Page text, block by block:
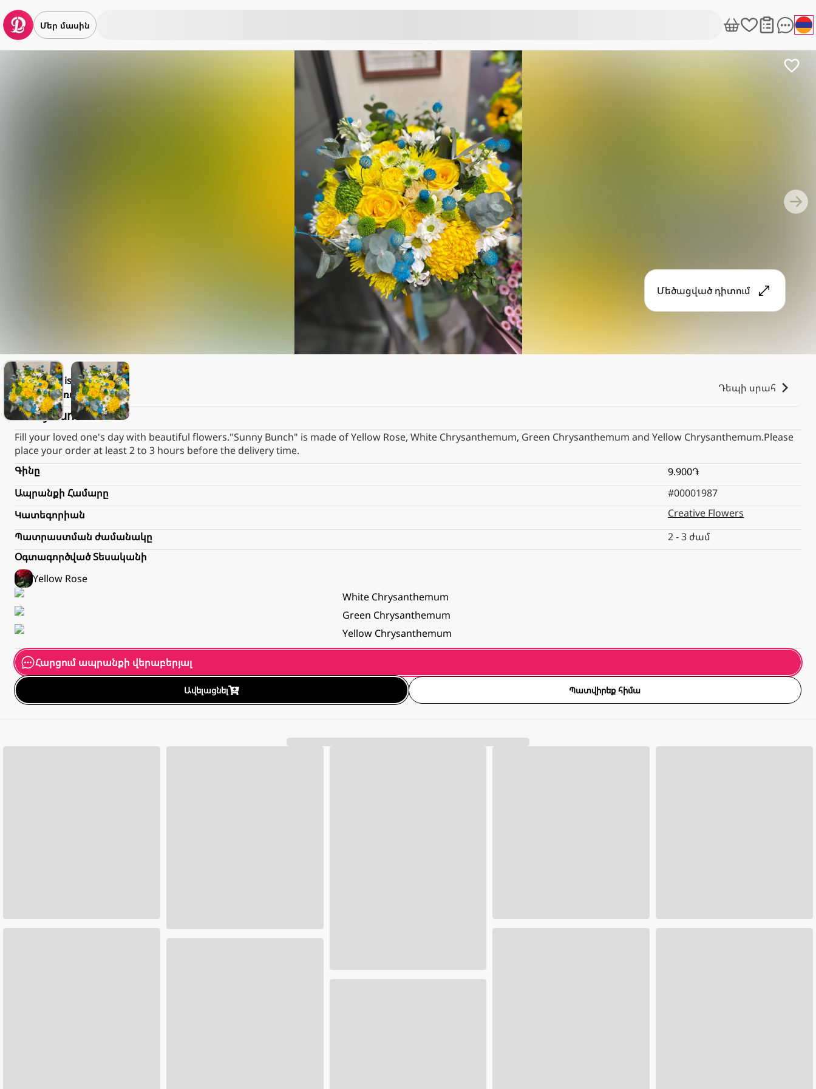
Մեր մասին
Մեծացված դիտում
Love is
Առաքում2.000֏ Դեպի սրահ
Sunny bunch
Fill your loved one's day with beautiful flowers."Sunny Bunch" is made of Yellow Rose, White Chrysanthemum, Green Chrysanthemum and Yellow Chrysanthemum.Please
place your order at least 2 to 3 hours before the delivery time.
Գինը
9.900֏
Ապրանքի Համարը
#00001987
Կատեգորիան
Creative Flowers
Պատրաստման ժամանակը
2 - 3 ժամ
Օգտագործված Տեսականի
Yellow Rose
White Chrysanthemum
Green Chrysanthemum
Yellow Chrysanthemum
Հարցում ապրանքի վերաբերյալ
Ավելացնել Պատվիրեք հիմա